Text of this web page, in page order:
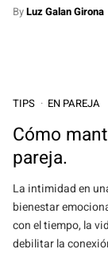
ByLuz Galan Girona
TIPS EN PAREJA
Cómo
pareja.
La intimidad en
bienestar
con el tiempo, la
debilitar la